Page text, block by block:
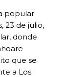
popular
23 de julio,
donde
que se
a Los